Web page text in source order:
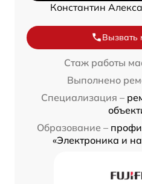
Константин
Вызвать
Стаж работы
Выполнено
Специализация –
Образование –
«Электроника и